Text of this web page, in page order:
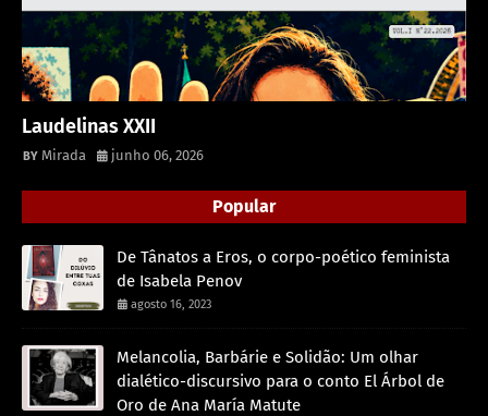
Laudelinas XXII
Mirada junho 06, 2026
Popular
De Tânatos a Eros, o corpo-poético feminista
de Isabela Penov
agosto 16, 2023
Melancolia, Barbárie e Solidão: Um olhar
dialético-discursivo para o conto El Árbol de
Oro de Ana María Matute